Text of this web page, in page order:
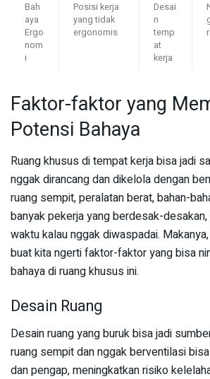
Bah
aya
Ergo
nom
i
Posisi kerja
yang tidak
ergonomis
Desai
n
temp
at
kerja
Faktor-faktor yang
Potensi Bahaya
Ruang khusus di tempat kerja bisa jadi
nggak dirancang dan dikelola dengan
ruang sempit, peralatan berat, bahan-
banyak pekerja yang berdesak-
waktu kalau nggak diwaspadai.
buat kita ngerti faktor-faktor yang bisa
bahaya di ruang khusus ini.
Desain Ruang
Desain ruang yang buruk bisa jadi
ruang sempit dan nggak berventilasi
dan pengap, meningkatkan risiko